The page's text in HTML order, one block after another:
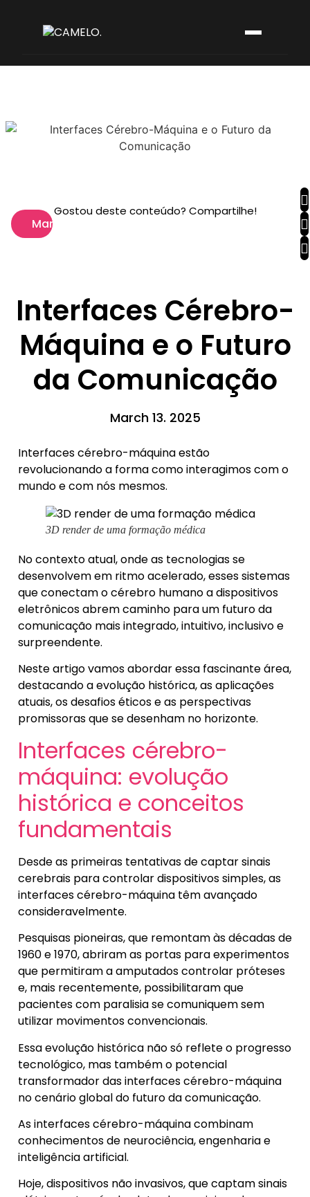
Marketing
Gostou deste conteúdo? Compartilhe!
Interfaces Cérebro-
Máquina e o Futuro
da Comunicação
March 13. 2025
Interfaces cérebro-máquina estão
revolucionando a forma como interagimos com o
mundo e com nós mesmos.
3D render de uma formação médica
No contexto atual, onde as tecnologias se
desenvolvem em ritmo acelerado, esses sistemas
que conectam o cérebro humano a dispositivos
eletrônicos abrem caminho para um futuro da
comunicação mais integrado, intuitivo, inclusivo e
surpreendente.
Neste artigo vamos abordar essa fascinante área,
destacando a evolução histórica, as aplicações
atuais, os desafios éticos e as perspectivas
promissoras que se desenham no horizonte.
Interfaces cérebro-
máquina: evolução
histórica e conceitos
fundamentais
Desde as primeiras tentativas de captar sinais
cerebrais para controlar dispositivos simples, as
interfaces cérebro-máquina têm avançado
consideravelmente.
Pesquisas pioneiras, que remontam às décadas de
1960 e 1970, abriram as portas para experimentos
que permitiram a amputados controlar próteses
e, mais recentemente, possibilitaram que
pacientes com paralisia se comuniquem sem
utilizar movimentos convencionais.
Essa evolução histórica não só reflete o progresso
tecnológico, mas também o potencial
transformador das interfaces cérebro-máquina
no cenário global do futuro da comunicação.
As interfaces cérebro-máquina combinam
conhecimentos de neurociência, engenharia e
inteligência artificial.
Hoje, dispositivos não invasivos, que captam sinais